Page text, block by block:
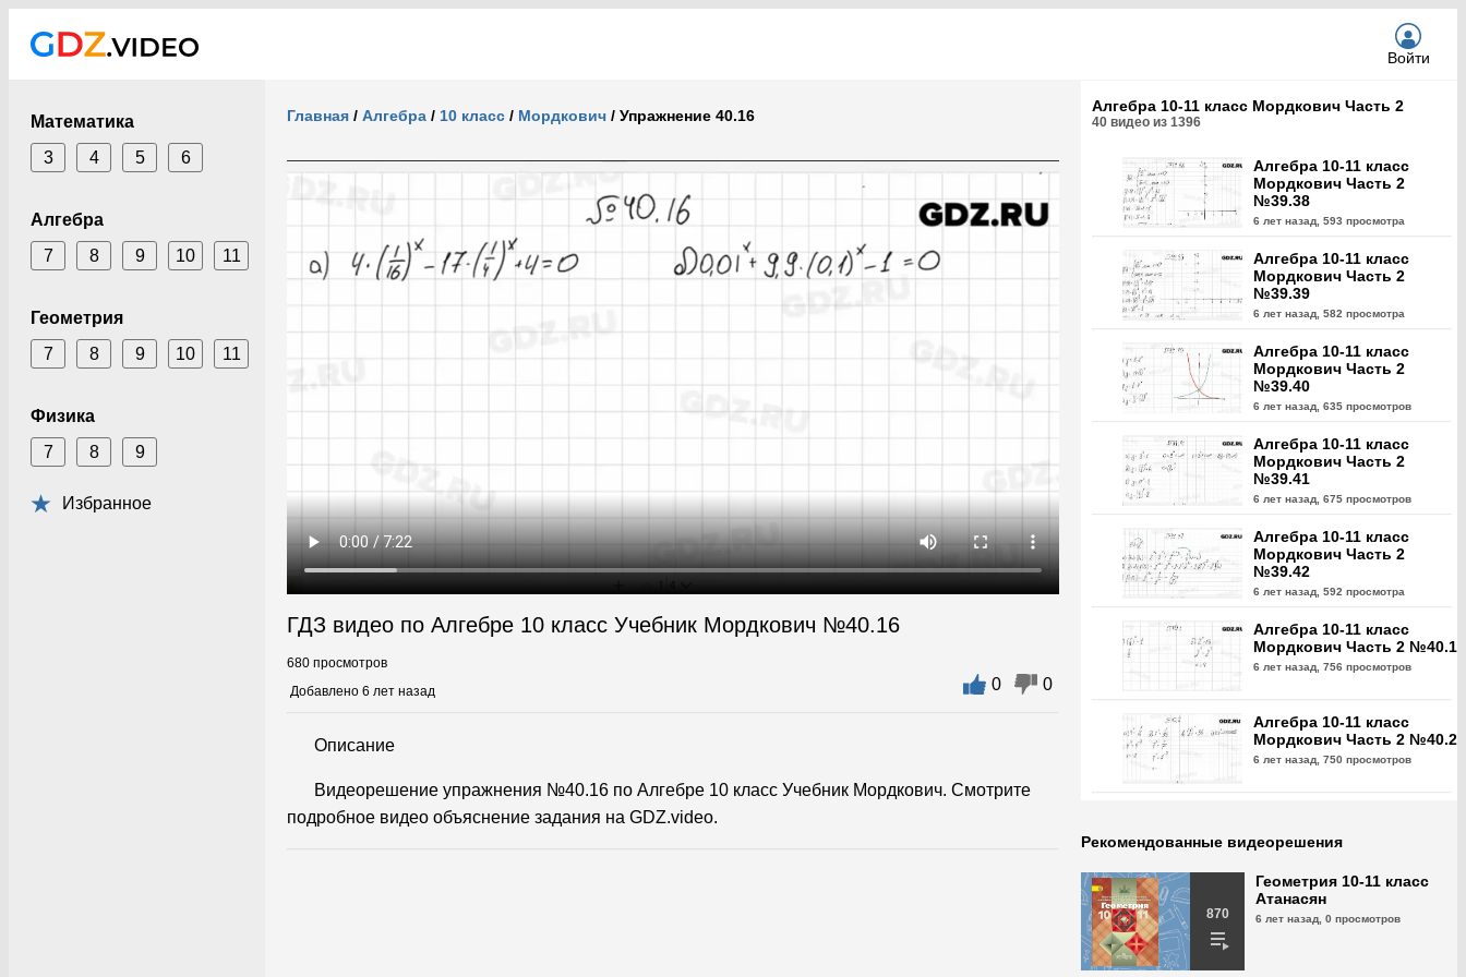
Войти
Математика
3
4 5 6
Алгебра
7
8 9 10 11
Геометрия
7
8 9 10 11
Физика
7
8 9
Избранное
Главная / Алгебра / 10 класс / Мордкович / Упражнение 40.16
ГДЗ видео по Алгебре 10 класс Учебник Мордкович №40.16
680 просмотров
Добавлено 6 лет назад
0 0
Описание
Видеорешение упражнения №40.16 по Алгебре 10 класс Учебник Мордкович. Смотрите
подробное видео объяснение задания на GDZ.video.
Алгебра 10-11 класс Мордкович Часть 2
40 видео из 1396
Алгебра 10-11 класс
Мордкович Часть 2
№39.38
6 лет назад, 593 просмотра
Алгебра 10-11 класс
Мордкович Часть 2
№39.39
6 лет назад, 582 просмотра
Алгебра 10-11 класс
Мордкович Часть 2
№39.40
6 лет назад, 635 просмотров
Алгебра 10-11 класс
Мордкович Часть 2
№39.41
6 лет назад, 675 просмотров
Алгебра 10-11 класс
Мордкович Часть 2
№39.42
6 лет назад, 592 просмотра
Алгебра 10-11 класс
Мордкович Часть 2 №40.1
6 лет назад, 756 просмотров
Алгебра 10-11 класс
Мордкович Часть 2 №40.2
6 лет назад, 750 просмотров
6 лет назад,
Алгебра 10-11 класс
Мордкович Часть 2 №40.4
Рекомендованные видеорешения
870
Геометрия 10-11 класс
Атанасян
6 лет назад, 0 просмотров